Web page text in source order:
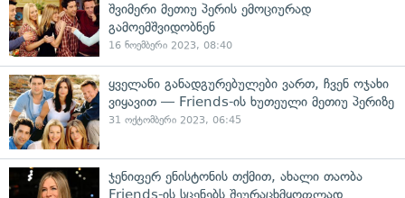
შვიმერი მეთიუ პერის ემოციურად
გამოემშვიდობნენ
16 ნოემბერი 2023, 08:40
ყველანი განადგურებულები ვართ, ჩვენ ოჯახი
ვიყავით — Friends-ის ხუთეული მეთიუ პერიზე
31 ოქტომბერი 2023, 06:45
ჯენიფერ ენისტონის თქმით, ახალი თაობა
Friends-ის სცენებს შეურაცხმყოფლად